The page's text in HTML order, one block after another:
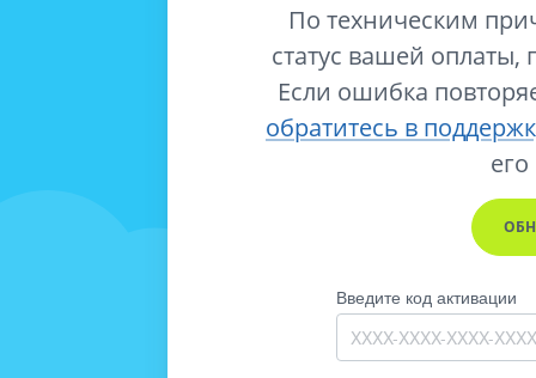
По техническим
статус вашей оплаты,
Если ошибка
обратитесь в
его
Введите код активации